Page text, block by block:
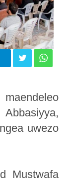
uwezo
Mustwafa